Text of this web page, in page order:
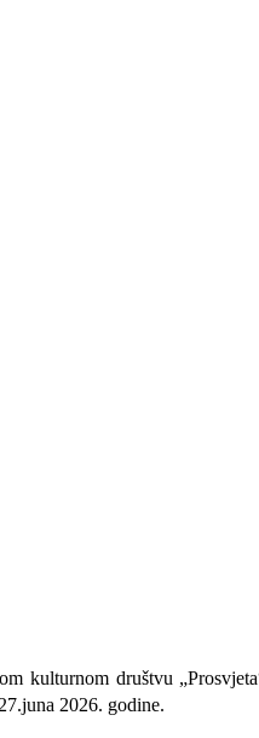
kulturnom društvu
2026. godine.